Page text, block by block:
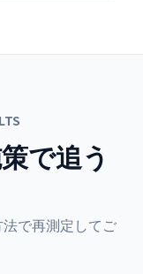
で追う
で再測定してご